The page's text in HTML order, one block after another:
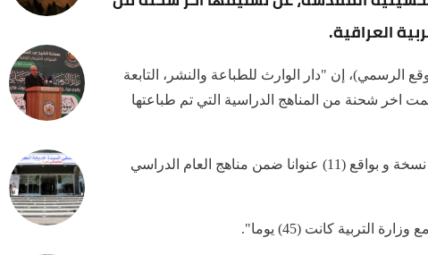
العراقية.
الرسمي)، إن "دار الوارث للطباعة والنشر، التابعة
اخر شحنة من المناهج الدراسية التي تم طباعتها
وأوضح أن "الكوادر استطاعت من انجاز طباعة (2.466.000) نسخة و بواقع (11) عنوانا ضمن مناهج العام الدراسي
التربية كانت (45) يوما".